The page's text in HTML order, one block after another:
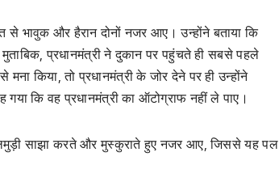
से भावुक और हैरान दोनों नजर आए। उन्होंने बताया कि
प्रधानमंत्री ने दुकान पर पहुंचते ही सबसे पहले
किया, तो प्रधानमंत्री के जोर देने पर ही उन्होंने
कि वह प्रधानमंत्री का ऑटोग्राफ नहीं ले पाए।
साझा करते और मुस्कुराते हुए नजर आए, जिससे यह पल